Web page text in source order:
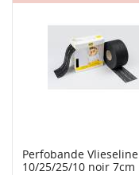
Perfobande Vlieseline
10/25/25/10 noir 7cm